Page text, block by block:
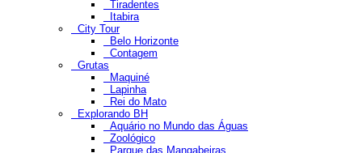
Tiradentes
Itabira
City Tour
Belo Horizonte
Contagem
Grutas
Maquiné
Lapinha
Rei do Mato
Explorando BH
Aquário no Mundo das Águas
Zoológico
Parque das Mangabeiras